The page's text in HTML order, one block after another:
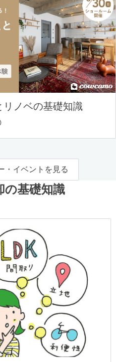
ノベの基礎知識
・イベントを見る
の基礎知識